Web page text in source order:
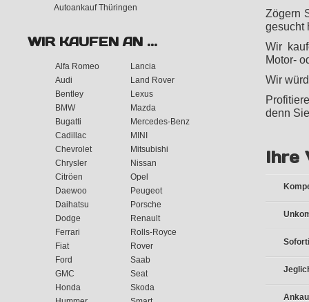
Autoankauf Thüringen
WIR KAUFEN AN ...
Alfa Romeo
Audi
Bentley
BMW
Bugatti
Cadillac
Chevrolet
Chrysler
Citröen
Daewoo
Daihatsu
Dodge
Ferrari
Fiat
Ford
GMC
Honda
Lancia
Land Rover
Lexus
Mazda
Mercedes-Benz
MINI
Mitsubishi
Nissan
Opel
Peugeot
Porsche
Renault
Rolls-Royce
Rover
Saab
Seat
Skoda
Zögern
gesucht
Wir
Motor-
Wir
denn
Ihre